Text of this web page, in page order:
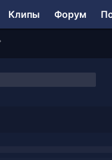
Клипы Форум